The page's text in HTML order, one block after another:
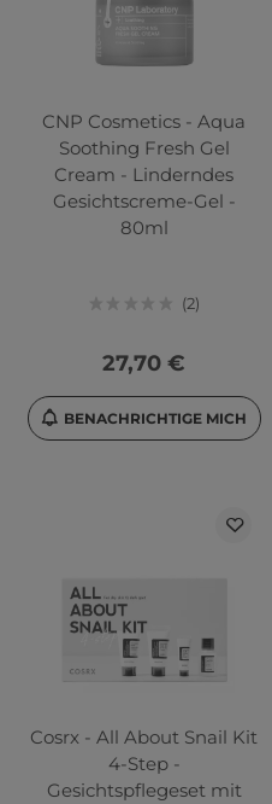
CNP Cosmetics - Aqua
Soothing Fresh Gel
Cream - Linderndes
Gesichtscreme-Gel -
80ml
2
27,70 €
BENACHRICHTIGE MICH
Cosrx - All About Snail Kit
4-Step -
Gesichtspflegeset mit